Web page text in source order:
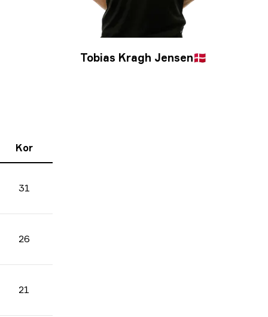
Tobias Kragh Jensen🇩🇰
Kor
31
26
21